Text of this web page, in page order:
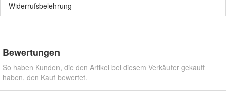
Widerrufsbelehrung
Bewertungen
So haben Kunden, die den Artikel bei diesem Verkäufer gekauft
haben, den Kauf bewertet.